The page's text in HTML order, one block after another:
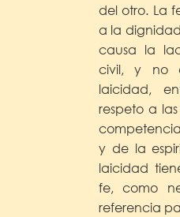
del otro. La
a la
causa la
civil, y no
laicidad,
respeto a
y de la
laicidad
fe, como
referencia